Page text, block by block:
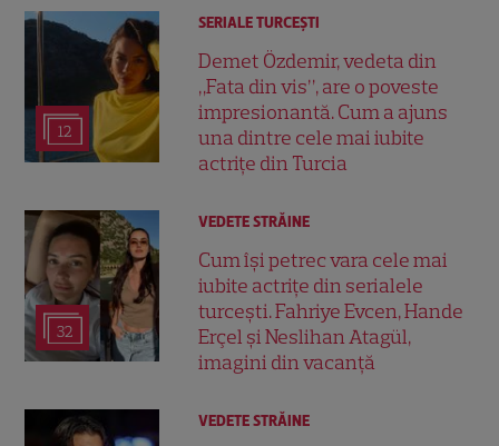
12
SERIALE TURCEŞTI
Demet Özdemir, vedeta din
„Fata din vis”, are o poveste
impresionantă. Cum a ajuns
una dintre cele mai iubite
actrițe din Turcia
32
VEDETE STRĂINE
Cum își petrec vara cele mai
iubite actrițe din serialele
turcești. Fahriye Evcen, Hande
Erçel și Neslihan Atagül,
imagini din vacanță
VEDETE STRĂINE